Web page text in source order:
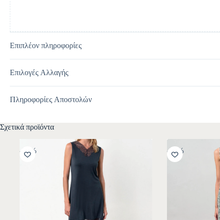
Επιπλέον πληροφορίες
Επιλογές Αλλαγής
Πληροφορίες Αποστολών
Σχετικά προϊόντα
-30% -30%